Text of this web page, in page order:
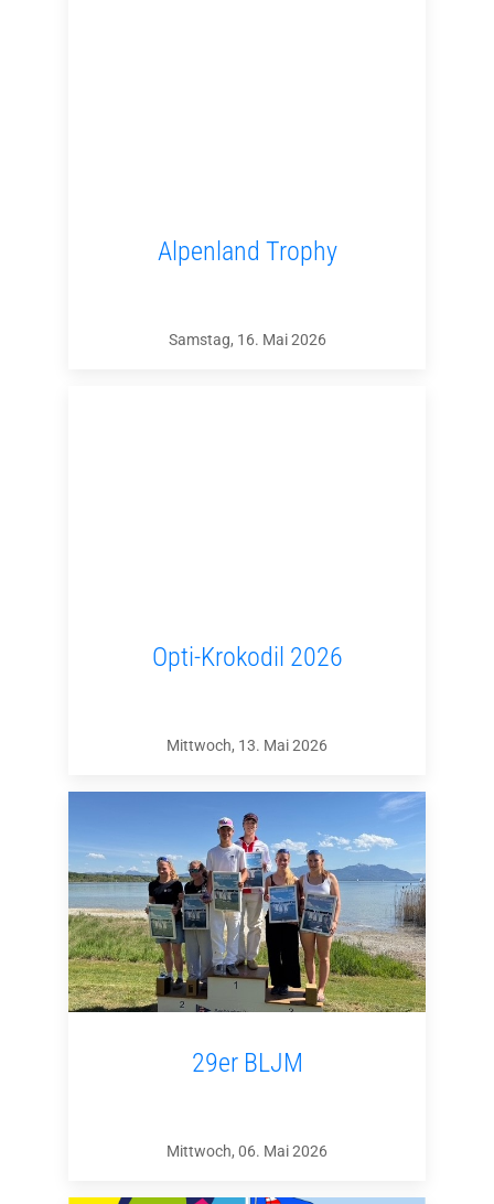
Alpenland Trophy
Samstag, 16. Mai 2026
Opti-Krokodil 2026
Mittwoch, 13. Mai 2026
29er BLJM
Mittwoch, 06. Mai 2026